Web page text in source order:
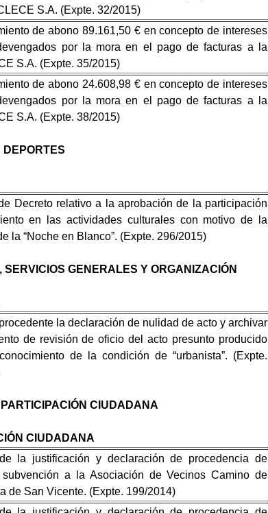
S.A. (Expte. 32/2015)
de abono 89.161,50 € en concepto de intereses
por la mora en el pago de facturas a la
S.A. (Expte. 35/2015)
de abono 24.608,98 € en concepto de intereses
por la mora en el pago de facturas a la
S.A. (Expte. 38/2015)
Decreto relativo a la aprobación de la participación
en las actividades culturales con motivo de la
la “Noche en Blanco”. (Expte. 296/2015)
SERVICIOS GENERALES Y ORGANIZACIÓN
la declaración de nulidad de acto y archivar
de revisión de oficio del acto presunto producido
de la condición de “urbanista”. (Expte.
CIUDADANA
CIUDADANA
la justificación y declaración de procedencia de
subvención a la Asociación de Vecinos Camino de
de San Vicente. (Expte. 199/2014)